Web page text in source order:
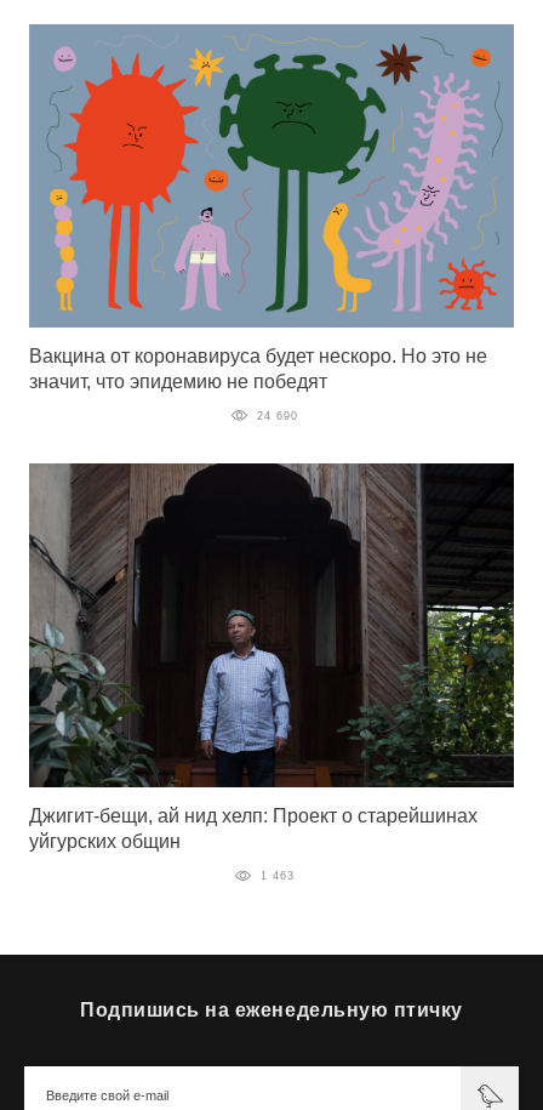
Вакцина от коронавируса будет нескоро. Но это не
значит, что эпидемию не победят
24 690
Джигит-бещи, ай нид хелп: Проект о старейшинах
уйгурских общин
1 463
Подпишись на еженедельную птичку